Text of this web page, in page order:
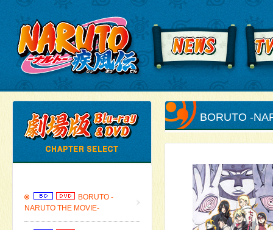
BORUTO -
NARUTO THE MOVIE-
BORUTO -